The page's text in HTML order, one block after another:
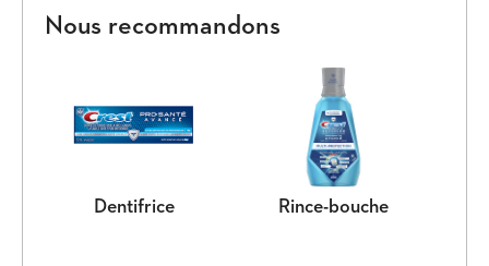
Nous recommandons
Dentifrice Rince-bouche